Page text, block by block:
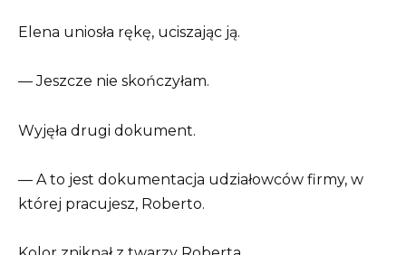
Elena uniosła rękę, uciszając ją.
— Jeszcze nie skończyłam.
Wyjęła drugi dokument.
— A to jest dokumentacja udziałowców firmy, w
której pracujesz, Roberto.